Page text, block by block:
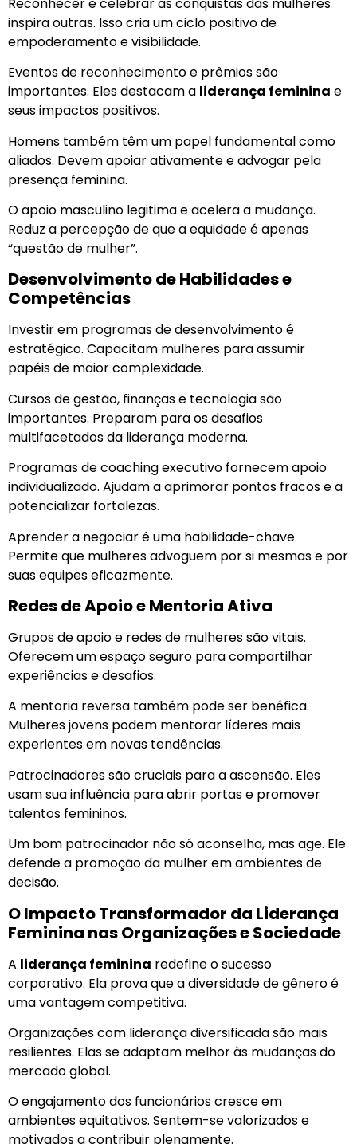
inspira outras. Isso cria um ciclo positivo de
empoderamento e visibilidade.
Eventos de reconhecimento e prêmios são
importantes. Eles destacam a liderança feminina e
seus impactos positivos.
Homens também têm um papel fundamental como
aliados. Devem apoiar ativamente e advogar pela
presença feminina.
O apoio masculino legitima e acelera a mudança.
Reduz a percepção de que a equidade é apenas
“questão de mulher”.
Desenvolvimento de Habilidades e
Competências
Investir em programas de desenvolvimento é
estratégico. Capacitam mulheres para assumir
papéis de maior complexidade.
Cursos de gestão, finanças e tecnologia são
importantes. Preparam para os desafios
multifacetados da liderança moderna.
Programas de coaching executivo fornecem apoio
individualizado. Ajudam a aprimorar pontos fracos e a
potencializar fortalezas.
Aprender a negociar é uma habilidade-chave.
Permite que mulheres advoguem por si mesmas e por
suas equipes eficazmente.
Redes de Apoio e Mentoria Ativa
Grupos de apoio e redes de mulheres são vitais.
Oferecem um espaço seguro para compartilhar
experiências e desafios.
A mentoria reversa também pode ser benéfica.
Mulheres jovens podem mentorar líderes mais
experientes em novas tendências.
Patrocinadores são cruciais para a ascensão. Eles
usam sua influência para abrir portas e promover
talentos femininos.
Um bom patrocinador não só aconselha, mas age. Ele
defende a promoção da mulher em ambientes de
decisão.
O Impacto Transformador da Liderança
Feminina nas Organizações e Sociedade
A liderança feminina redefine o sucesso
corporativo. Ela prova que a diversidade de gênero é
uma vantagem competitiva.
Organizações com liderança diversificada são mais
resilientes. Elas se adaptam melhor às mudanças do
mercado global.
O engajamento dos funcionários cresce em
ambientes equitativos. Sentem-se valorizados e
motivados a contribuir plenamente.